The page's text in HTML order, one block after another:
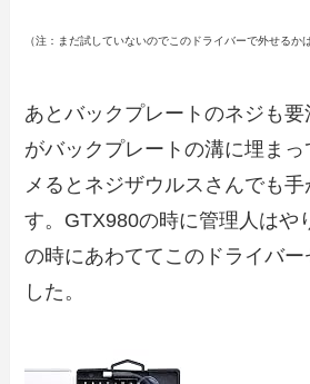
（注：まだ試していないのでこのドライバーで外せるか
あとバックプレートのネジも
がバックプレートの溝に埋ま
メるとネジザウルスさんでも手
す。GTX980の時に管理人はや
の時にあわててこのドライバー
した。